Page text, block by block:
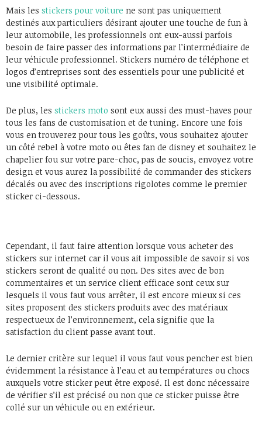
Mais les stickers pour voiture ne sont pas uniquement
destinés aux particuliers désirant ajouter une touche de fun à
leur automobile, les professionnels ont eux-aussi parfois
besoin de faire passer des informations par l’intermédiaire de
leur véhicule professionnel. Stickers numéro de téléphone et
logos d’entreprises sont des essentiels pour une publicité et
une visibilité optimale.
De plus, les stickers moto sont eux aussi des must-haves pour
tous les fans de customisation et de tuning. Encore une fois
vous en trouverez pour tous les goûts, vous souhaitez ajouter
un côté rebel à votre moto ou êtes fan de disney et souhaitez le
chapelier fou sur votre pare-choc, pas de soucis, envoyez votre
design et vous aurez la possibilité de commander des stickers
décalés ou avec des inscriptions rigolotes comme le premier
sticker ci-dessous.
Cependant, il faut faire attention lorsque vous acheter des
stickers sur internet car il vous ait impossible de savoir si vos
stickers seront de qualité ou non. Des sites avec de bon
commentaires et un service client efficace sont ceux sur
lesquels il vous faut vous arrêter, il est encore mieux si ces
sites proposent des stickers produits avec des matériaux
respectueux de l’environnement, cela signifie que la
satisfaction du client passe avant tout.
Le dernier critère sur lequel il vous faut vous pencher est bien
évidemment la résistance à l’eau et au températures ou chocs
auxquels votre sticker peut être exposé. Il est donc nécessaire
de vérifier s’il est précisé ou non que ce sticker puisse être
collé sur un véhicule ou en extérieur.